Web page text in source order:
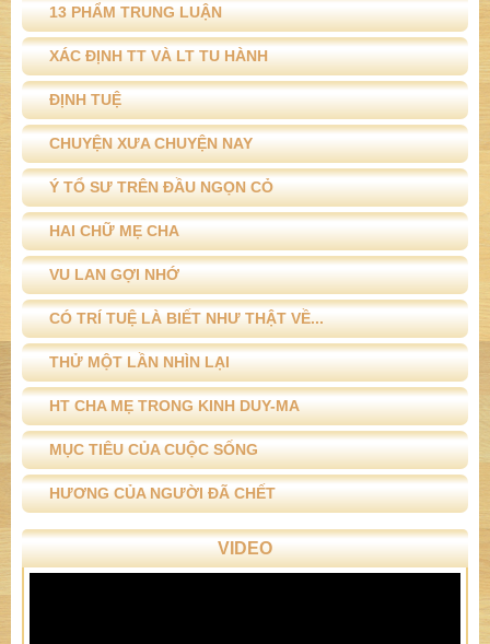
13 PHẨM TRUNG LUẬN
XÁC ĐỊNH TT VÀ LT TU HÀNH
ĐỊNH TUỆ
CHUYỆN XƯA CHUYỆN NAY
Ý TỔ SƯ TRÊN ĐẦU NGỌN CỎ
HAI CHỮ MẸ CHA
VU LAN GỢI NHỚ
CÓ TRÍ TUỆ LÀ BIẾT NHƯ THẬT VỀ...
THỬ MỘT LẦN NHÌN LẠI
HT CHA MẸ TRONG KINH DUY-MA
MỤC TIÊU CỦA CUỘC SỐNG
HƯƠNG CỦA NGƯỜI ĐÃ CHẾT
VIDEO